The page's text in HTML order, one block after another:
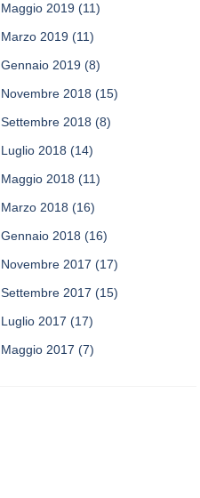
Maggio 2019 (11)
Marzo 2019 (11)
Gennaio 2019 (8)
Novembre 2018 (15)
Settembre 2018 (8)
Luglio 2018 (14)
Maggio 2018 (11)
Marzo 2018 (16)
Gennaio 2018 (16)
Novembre 2017 (17)
Settembre 2017 (15)
Luglio 2017 (17)
Maggio 2017 (7)